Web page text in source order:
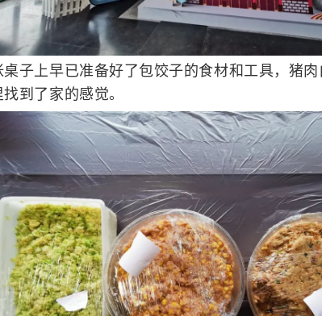
子上早已准备好了包饺子的食材和工具，猪肉
到了家的感觉。